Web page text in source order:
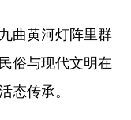
曲黄河灯阵里群
俗与现代文明在
态传承。